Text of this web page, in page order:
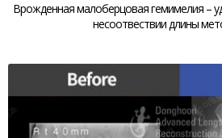
Врожденная малоберцовая гемимелия –
несоотвествии длины